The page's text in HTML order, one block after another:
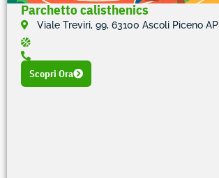
Parchetto calisthenics
Viale Treviri, 99, 63100 Ascoli Piceno AP
Scopri Ora